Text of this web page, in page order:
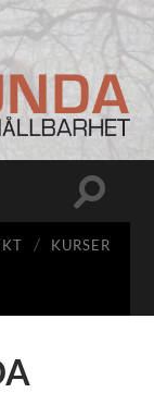
Slå
KURSER